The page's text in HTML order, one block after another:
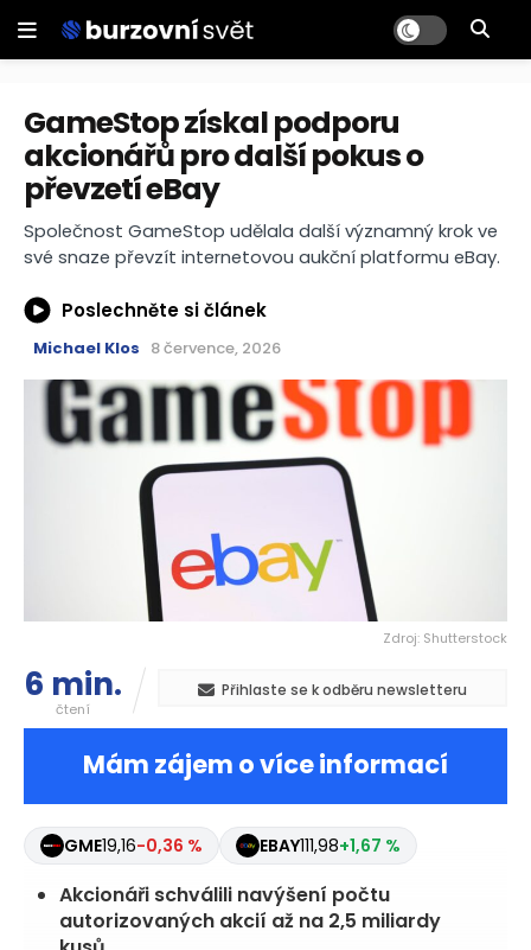
GameStop získal podporu
akcionářů pro další pokus o
převzetí eBay
Společnost GameStop udělala další významný krok ve
své snaze převzít internetovou aukční platformu eBay.
Poslechněte si článek
Michael Klos 8 července, 2026
Zdroj: Shutterstock
6 min.
čtení
Přihlaste se k odběru newsletteru
Mám zájem o více informací
GME19,16-0,36 % EBAY111,98+1,67 %
Akcionáři schválili navýšení počtu
autorizovaných akcií až na 2,5 miliardy